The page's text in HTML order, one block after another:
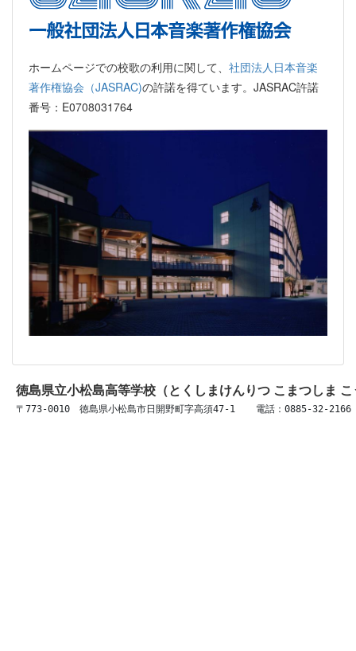
ホームページでの校歌の利用に関して、 社団法人日本音楽
著作権協会（JASRAC)の許諾を得ています。JASRAC許諾
番号：E0708031764
徳島県立小松島高等学校（とくしまけんりつ こまつしま
〒773-0010　徳島県小松島市日開野町字高須47-1 　 電話：0885-32-2166